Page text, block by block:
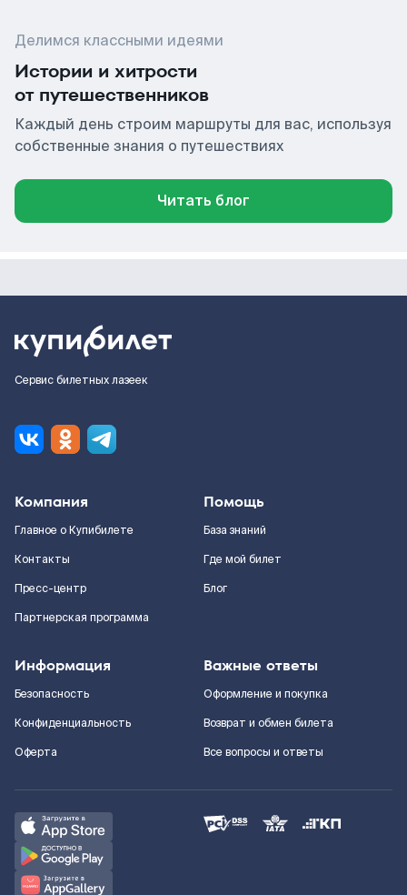
Делимся классными идеями
Истории и хитрости
от путешественников
Каждый день строим маршруты для вас, используя
собственные знания о путешествиях
Читать блог
Сервис билетных лазеек
Компания
Главное о Купибилете
Контакты
Пресс-центр
Партнерская программа
Помощь
База знаний
Где мой билет
Блог
Информация
Безопасность
Конфиденциальность
Оферта
Важные ответы
Оформление и покупка
Возврат и обмен билета
Все вопросы и ответы